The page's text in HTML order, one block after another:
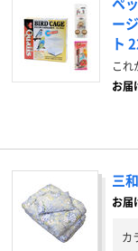
ー
ト
これ
お届
三
お届
カ